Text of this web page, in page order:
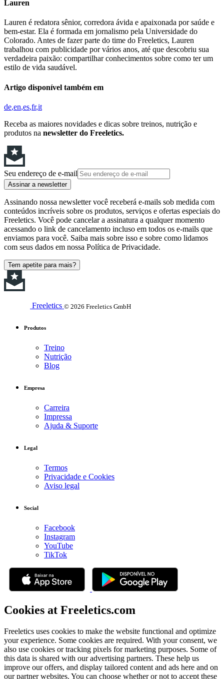
Lauren
Lauren é redatora sênior, corredora ávida e apaixonada por saúde e
bem-estar. Ela é formada em jornalismo pela Universidade do
Colorado. Antes de fazer parte do time do Freeletics, Lauren
trabalhou com publicidade por vários anos, até que descobriu sua
verdadeira paixão: compartilhar conhecimentos sobre como ter um
estilo de vida saudável.
Artigo disponível também em
de en es fr it
Receba as maiores novidades e dicas sobre treinos, nutrição e
produtos na newsletter do Freeletics.
Seu endereço de e-mail
Assinar a newsletter
Assinando nossa newsletter você receberá e-mails sob medida com
conteúdos incríveis sobre os produtos, serviços e ofertas especiais do
Freeletics. Você pode cancelar a assinatura a qualquer momento
acessando o link de cancelamento incluso em todos os e-mails que
enviamos para você. Saiba mais sobre isso e sobre como lidamos
com seus dados em nossa Política de Privacidade.
Tem apetite para mais?
Freeletics © 2026 Freeletics GmbH
Produtos
Treino
Nutrição
Blog
Empresa
Carreira
Impressa
Ajuda & Suporte
Legal
Termos
Privacidade e Cookies
Aviso legal
Social
Facebook
Instagram
YouTube
TikTok
Cookies at Freeletics.com
Freeletics uses cookies to make the website functional and optimize
your experience. Some cookies are required. With your consent, we
also use cookies or tracking pixels for marketing purposes. Some of
this data is shared with our advertising partners. These help us
improve our offers, and display tailored content and ads here and on
our partner websites. You can choose whether or not to accept these